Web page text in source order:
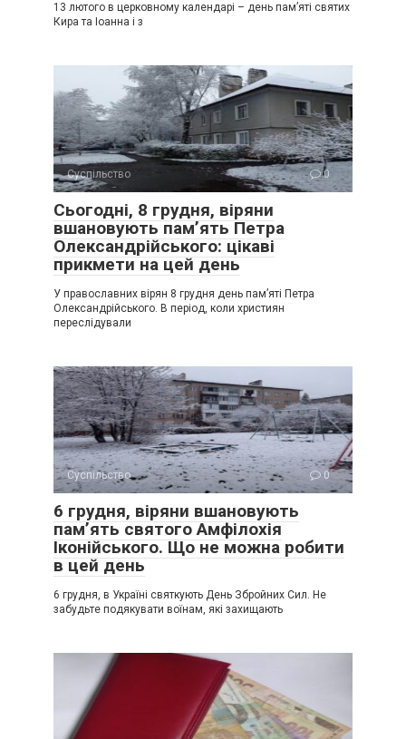
13 лютого в церковному календарі – день пам’яті святих
Кира та Іоанна і з
Суспільство 0
Сьогодні, 8 грудня, віряни
вшановують пам’ять Петра
Олександрійського: цікаві
прикмети на цей день
У православних вірян 8 грудня день пам’яті Петра
Олександрійського. В період, коли християн
переслідували
Суспільство 0
6 грудня, віряни вшановують
пам’ять святого Амфілохія
Іконійського. Що не можна робити
в цей день
6 грудня, в Україні святкують День Збройних Сил. Не
забудьте подякувати воїнам, які захищають